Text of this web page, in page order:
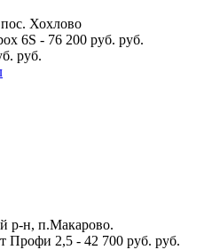
Хохлово
6S - 76 200 руб. руб.
руб.
р-н, п.Макарово.
Профи 2,5 - 42 700 руб. руб.